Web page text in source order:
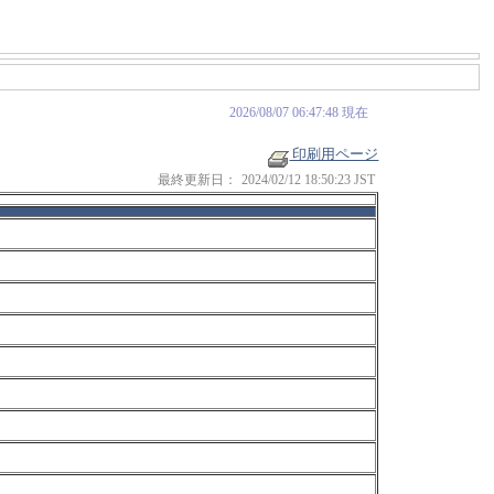
2026/08/07 06:47:48 現在
印刷用ページ
最終更新日： 2024/02/12 18:50:23 JST